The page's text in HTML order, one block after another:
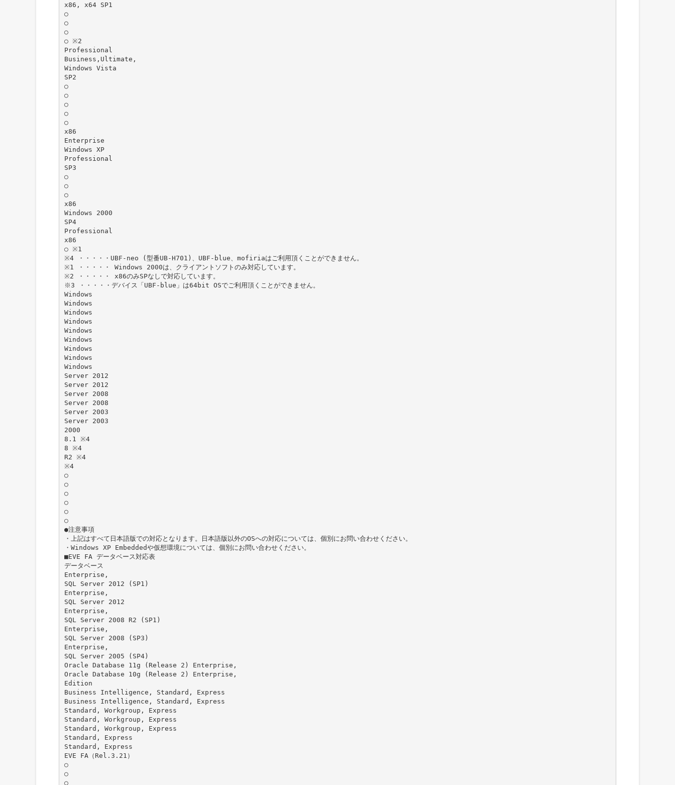
x86, x64 SP1
○
○
○
○ ※2
Professional
Business,Ultimate,
Windows Vista
SP2
○
○
○
○
○
x86
Enterprise
Windows XP
Professional
SP3
○
○
○
x86
Windows 2000
SP4
Professional
x86
○ ※1
※4 ・・・・・UBF-neo (型番UB-H701)、UBF-blue、mofiriaはご利用頂くことができません。
※1 ・・・・・ Windows 2000は、クライアントソフトのみ対応しています。
※2 ・・・・・ x86のみSPなしで対応しています。
※3 ・・・・・デバイス「UBF-blue」は64bit OSでご利用頂くことができません。
Windows
Windows
Windows
Windows
Windows
Windows
Windows
Windows
Windows
Server 2012
Server 2012
Server 2008
Server 2008
Server 2003
Server 2003
2000
8.1 ※4
8 ※4
R2 ※4
※4
○
○
○
○
○
○
●注意事項
・上記はすべて日本語版での対応となります。日本語版以外のOSへの対応については、個別にお問い合わせください。
・Windows XP Embeddedや仮想環境については、個別にお問い合わせください。
■EVE FA データベース対応表
データベース
Enterprise,
SQL Server 2012 (SP1)
Enterprise,
SQL Server 2012
Enterprise,
SQL Server 2008 R2 (SP1)
Enterprise,
SQL Server 2008 (SP3)
Enterprise,
SQL Server 2005 (SP4)
Oracle Database 11g (Release 2) Enterprise,
Oracle Database 10g (Release 2) Enterprise,
Edition
Business Intelligence, Standard, Express
Business Intelligence, Standard, Express
Standard, Workgroup, Express
Standard, Workgroup, Express
Standard, Workgroup, Express
Standard, Express
Standard, Express
EVE FA（Rel.3.21）
○
○
○